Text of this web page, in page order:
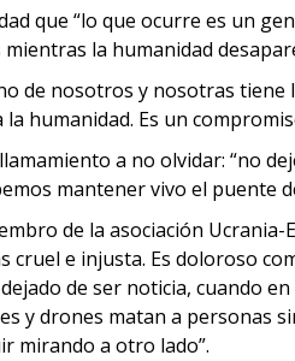
que “lo que ocurre es un
la humanidad
de nosotros y nosotras
humanidad. Es un
a no olvidar: “no
mantener vivo el puente
de la asociación
cruel e injusta. Es doloroso
de ser noticia, cuando
y drones matan a
mirando a otro lado”.